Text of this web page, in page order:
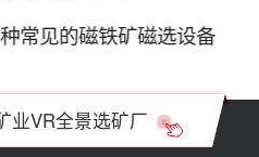
常见的磁铁矿磁选设备
业VR全景选矿厂